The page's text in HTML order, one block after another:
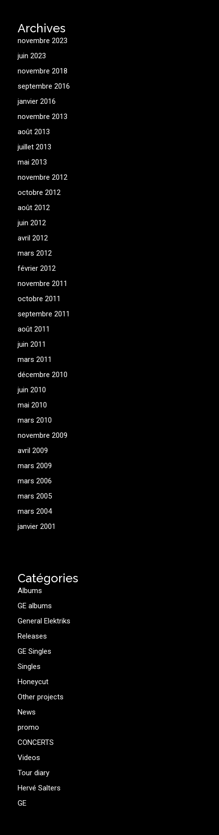
Archives
novembre 2023
juin 2023
novembre 2018
septembre 2016
janvier 2016
novembre 2013
août 2013
juillet 2013
mai 2013
novembre 2012
octobre 2012
août 2012
juin 2012
avril 2012
mars 2012
février 2012
novembre 2011
octobre 2011
septembre 2011
août 2011
juin 2011
mars 2011
décembre 2010
juin 2010
mai 2010
mars 2010
novembre 2009
avril 2009
mars 2009
mars 2006
mars 2005
mars 2004
janvier 2001
Catégories
Albums
GE albums
General Elektriks
Releases
GE Singles
Singles
Honeycut
Other projects
News
promo
CONCERTS
Videos
Tour diary
Hervé Salters
GE